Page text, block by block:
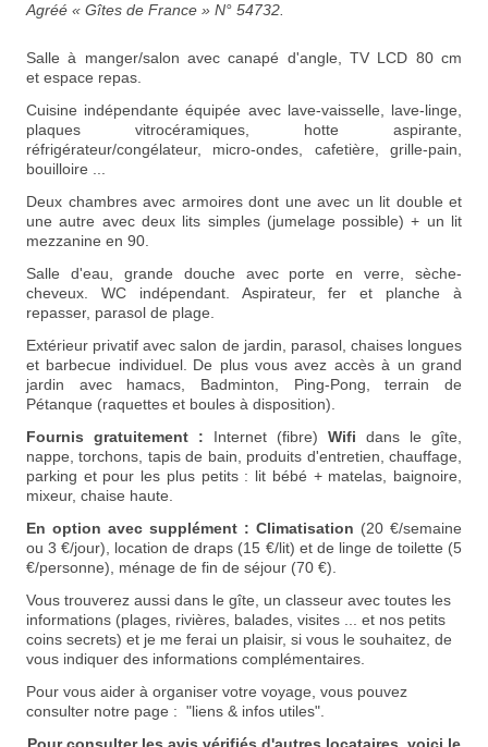
Agréé « Gîtes de France » N° 54732.
Salle à manger/salon avec canapé d'angle, TV LCD 80 cm
et espace repas.
Cuisine indépendante équipée avec lave-vaisselle,
lave-linge,
plaques vitrocéramiques, hotte aspirante,
réfrigérateur/congélateur, micro-ondes, cafetière, grille-pain,
bouilloire ...
Deux chambres avec armoires dont une avec un lit double et
une autre avec deux lits simples (jumelage possible) + un lit
mezzanine en 90.
Salle d'eau,
grande douche avec porte en verre, sèche-
cheveux. WC indépendant. Aspirateur, fer et planche à
repasser , parasol de plage.
Extérieur privatif avec salon de jardin, parasol, chaises longues
et barbecue individuel.
De plus vous avez accès à un grand
jardin avec hamacs, Badminton, Ping-Pong, terrain de
Pétanque (raquettes et boules à disposition).
Fournis gratuitement : Internet (fibre) Wifi dans le gîte,
nappe, torchons, tapis de bain, produits d'entretien, chauffage,
parking et pour les plus petits : lit bébé + matelas, baignoire,
mixeur, chaise haute.
En option avec supplément : Climatisation (20 €/semaine
ou 3 €/jour) , location de draps (15 €/lit) et de linge de toilette (5
€/personne), ménage de fin de séjour (70 €).
Vous trouverez aussi dans le gîte, un classeur avec toutes les
informations (plages, rivières, balades, visites ... et nos petits
coins secrets) et je me ferai un plaisir, si vous le souhaitez, de
vous indiquer des informations complémentaires.
Pour vous aider à organiser votre voyage, vous pouvez
consulter notre page : "liens & infos utiles".